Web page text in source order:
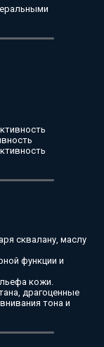
сквалану, маслу
функции и
кожи.
драгоценные
тона и